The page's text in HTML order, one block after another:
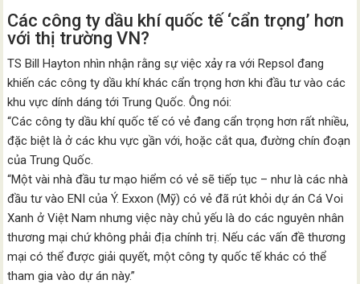
Các công ty dầu khí quốc tế ‘cẩn trọng’ hơn
với thị trường VN?
TS Bill Hayton nhìn nhận rằng sự việc xảy ra với Repsol đang
khiến các công ty dầu khí khác cẩn trọng hơn khi đầu tư vào các
khu vực dính dáng tới Trung Quốc. Ông nói:
“Các công ty dầu khí quốc tế có vẻ đang cẩn trọng hơn rất nhiều,
đặc biệt là ở các khu vực gần với, hoặc cắt qua, đường chín đoạn
của Trung Quốc.
“Một vài nhà đầu tư mạo hiểm có vẻ sẽ tiếp tục – như là các nhà
đầu tư vào ENI của Ý. Exxon (Mỹ) có vẻ đã rút khỏi dự án Cá Voi
Xanh ở Việt Nam nhưng việc này chủ yếu là do các nguyên nhân
thương mại chứ không phải địa chính trị. Nếu các vấn đề thương
mại có thể được giải quyết, một công ty quốc tế khác có thể
tham gia vào dự án này.”